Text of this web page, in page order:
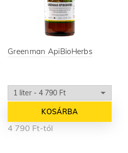
Greenman ApiBioHerbs
KOSÁRBA
4 790 Ft-tól